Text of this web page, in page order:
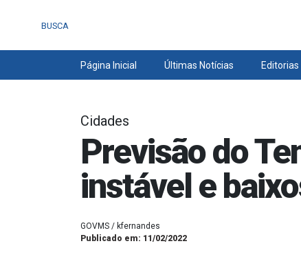
BUSCA
Página Inicial Últimas Notícias Editorias
Cidades
Previsão do
instável e
GOVMS / kfernandes
Publicado em: 11/02/2022